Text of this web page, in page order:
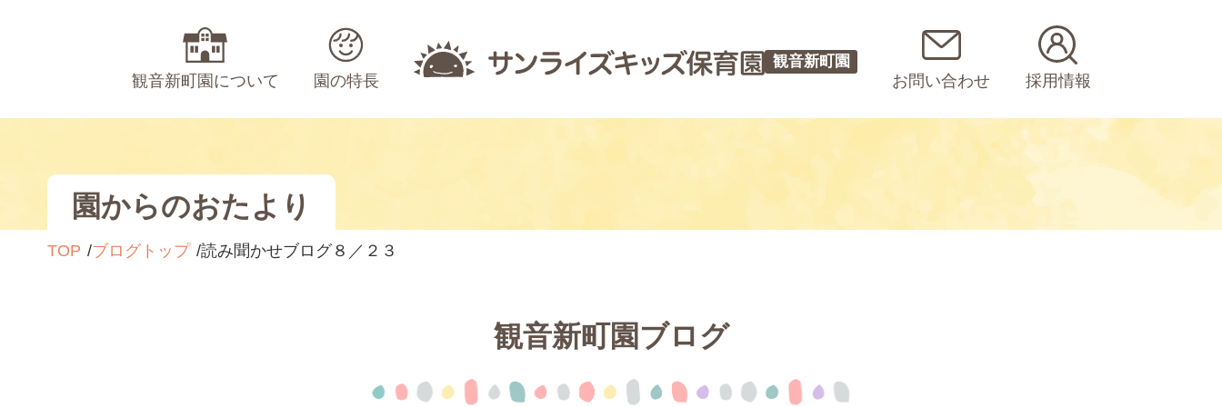
観音新町園について 園の特長
観音新町園
お問い合わせ 採用情報
園からのおたより
TOP ブログトップ 読み聞かせブログ８／２３
観音新町園ブログ